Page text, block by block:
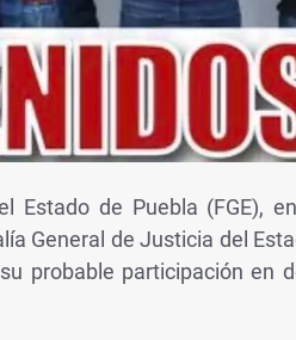
Estado de Puebla (FGE),
General de Justicia del
probable participación en